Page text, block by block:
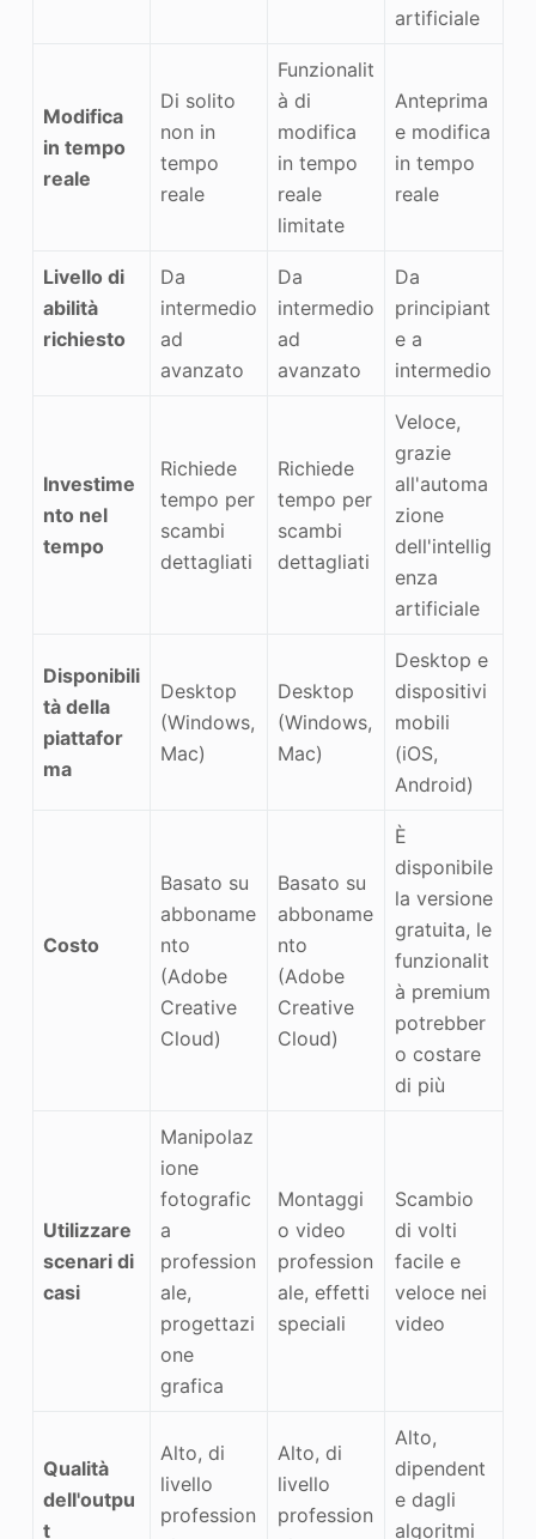
artificiale
Modifica
in tempo
reale
Di solito
non in
tempo
reale
Funzionalit
à di
modifica
in tempo
reale
limitate
Anteprima
e modifica
in tempo
reale
Livello di
abilità
richiesto
Da
intermedio
ad
avanzato
Da
intermedio
ad
avanzato
Da
principiant
e a
intermedio
Investime
nto nel
tempo
Richiede
tempo per
scambi
dettagliati
Richiede
tempo per
scambi
dettagliati
Veloce,
grazie
all'automa
zione
dell'intellig
enza
artificiale
Disponibili
tà della
piattafor
ma
Desktop
(Windows,
Mac)
Desktop
(Windows,
Mac)
Desktop e
dispositivi
mobili
(iOS,
Android)
Costo
Basato su
abboname
nto
(Adobe
Creative
Cloud)
Basato su
abboname
nto
(Adobe
Creative
Cloud)
È
disponibile
la versione
gratuita, le
funzionalit
à premium
potrebber
o costare
di più
Utilizzare
scenari di
casi
Manipolaz
ione
fotografic
a
profession
ale,
progettazi
one
grafica
Montaggi
o video
profession
ale, effetti
speciali
Scambio
di volti
facile e
veloce nei
video
Qualità
dell'outpu
t
Alto, di
livello
profession
Alto, di
livello
profession
Alto,
dipendent
e dagli
algoritmi